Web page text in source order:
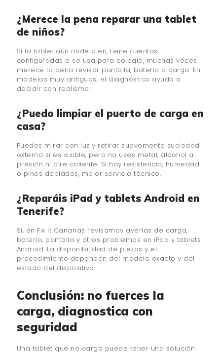
¿Merece la pena reparar una tablet
de niños?
Si la tablet aún rinde bien, tiene cuentas
configuradas o se usa para colegio, muchas veces
merece la pena revisar pantalla, batería o carga. En
modelos muy antiguos, el diagnóstico ayuda a
decidir con realismo.
¿Puedo limpiar el puerto de carga en
casa?
Puedes mirar con luz y retirar suavemente suciedad
externa si es visible, pero no uses metal, alcohol a
presión ni aire caliente. Si hay resistencia, humedad
o pines doblados, mejor servicio técnico.
¿Reparáis iPad y tablets Android en
Tenerife?
Sí, en Fix It Canarias revisamos averías de carga,
batería, pantalla y otros problemas en iPad y tablets
Android. La disponibilidad de piezas y el
procedimiento dependen del modelo exacto y del
estado del dispositivo.
Conclusión: no fuerces la
carga, diagnostica con
seguridad
Una tablet que no carga puede tener una solución